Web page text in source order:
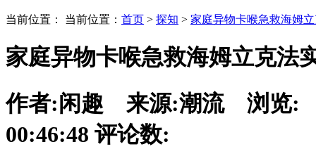
当前位置： 当前位置： 首页 > 探知 > 家庭异物卡喉急救海姆
家庭异物卡喉急救海姆立克法
作者:闲趣 来源:潮流浏览:
00:46:48 评论数: